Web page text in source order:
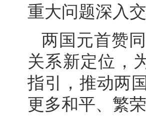
重大问题深入
两国元首赞
关系新定位，
指引，推动两
更多和平、繁荣